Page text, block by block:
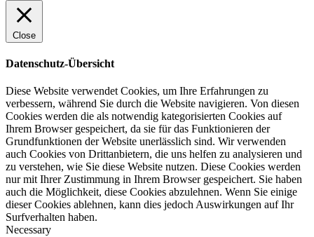
Close
Datenschutz-Übersicht
Diese Website verwendet Cookies, um Ihre Erfahrungen zu
verbessern, während Sie durch die Website navigieren. Von diesen
Cookies werden die als notwendig kategorisierten Cookies auf
Ihrem Browser gespeichert, da sie für das Funktionieren der
Grundfunktionen der Website unerlässlich sind. Wir verwenden
auch Cookies von Drittanbietern, die uns helfen zu analysieren und
zu verstehen, wie Sie diese Website nutzen. Diese Cookies werden
nur mit Ihrer Zustimmung in Ihrem Browser gespeichert. Sie haben
auch die Möglichkeit, diese Cookies abzulehnen. Wenn Sie einige
dieser Cookies ablehnen, kann dies jedoch Auswirkungen auf Ihr
Surfverhalten haben.
Necessary